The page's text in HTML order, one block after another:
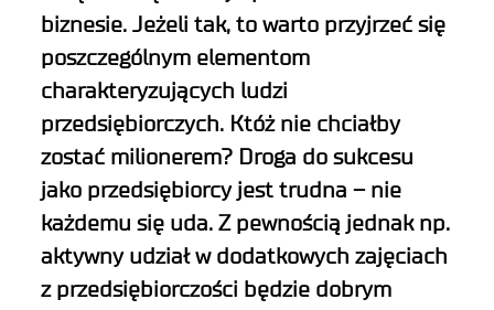
biznesie. Jeżeli tak, to warto przyjrzeć się
poszczególnym elementom
charakteryzujących ludzi
przedsiębiorczych. Któż nie chciałby
zostać milionerem? Droga do sukcesu
jako przedsiębiorcy jest trudna – nie
każdemu się uda. Zpewnością jednak np.
aktywny udziałw dodatkowych zajęciach
z przedsiębiorczości będzie dobrym